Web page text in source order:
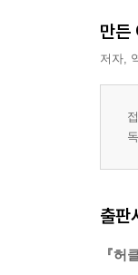
만든
저자,
출판
『허